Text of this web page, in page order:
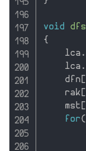
void dfs
{
    lca
.
    lca
.
    dfn
[
    rak
[
    mst
[
for(